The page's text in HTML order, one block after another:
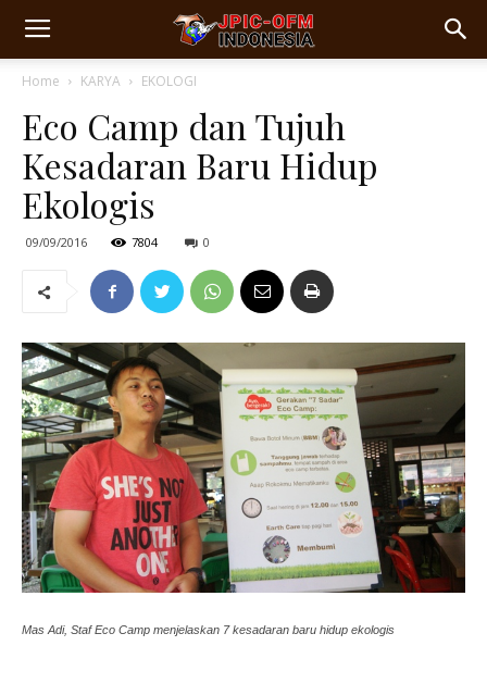
Home KARYA EKOLOGI
Eco Camp dan Tujuh
Kesadaran Baru Hidup
Ekologis
09/09/2016 7804 0
Mas Adi, Staf Eco Camp menjelaskan 7 kesadaran baru hidup ekologis